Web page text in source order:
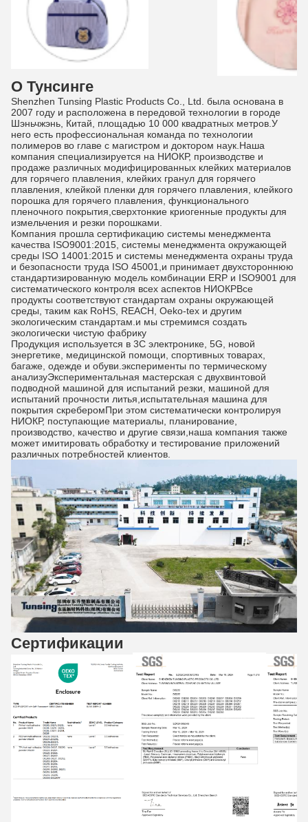
О Тунсинге
Shenzhen Tunsing Plastic Products Co., Ltd. была основана в
2007 году и расположена в передовой технологии в городе
Шэньчжэнь, Китай, площадью 10 000 квадратных метров.У
него есть профессиональная команда по технологии
полимеров во главе с магистром и доктором наук.Наша
компания специализируется на НИОКР, производстве и
продаже различных модифицированных клейких материалов
для горячего плавления, клейких гранул для горячего
плавления, клейкой пленки для горячего плавления, клейкого
порошка для горячего плавления, функционального
пленочного покрытия,сверхтонкие криогенные продукты для
измельчения и резки порошками.
Компания прошла сертификацию системы менеджмента
качества ISO9001:2015, системы менеджмента окружающей
среды ISO 14001:2015 и системы менеджмента охраны труда
и безопасности труда ISO 45001,и принимает двухстороннюю
стандартизированную модель комбинации ERP и ISO9001 для
систематического контроля всех аспектов НИОКРВсе
продукты соответствуют стандартам охраны окружающей
среды, таким как RoHS, REACH, Oeko-tex и другим
экологическим стандартам.и мы стремимся создать
экологически чистую фабрику
Продукция используется в 3C электронике, 5G, новой
энергетике, медицинской помощи, спортивных товарах,
багаже, одежде и обуви.эксперименты по термическому
анализуЭкспериментальная мастерская с двухвинтовой
подводной машиной для испытаний резки, машиной для
испытаний прочности литья,испытательная машина для
покрытия скреберомПри этом систематически контролируя
НИОКР, поступающие материалы, планирование,
производство, качество и другие связи,наша компания также
может имитировать обработку и тестирование приложений
различных потребностей клиентов.
Сертификации